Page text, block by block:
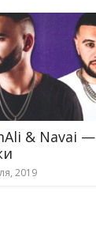
& Navai —
2019